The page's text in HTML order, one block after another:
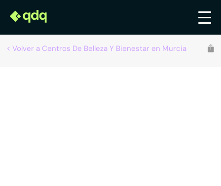
Volver a Centros De Belleza Y Bienestar en Murcia